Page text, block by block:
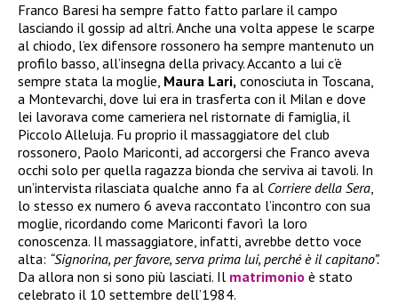
Franco Baresi ha sempre fatto fatto parlare il campo
lasciando il gossip ad altri. Anche una volta appese le scarpe
al chiodo, l’ex difensore rossonero ha sempre mantenuto un
profilo basso, all’insegna della privacy. Accanto a lui c’è
sempre stata la moglie, Maura Lari, conosciuta in Toscana,
a Montevarchi, dove lui era in trasferta con il Milan e dove
lei lavorava come cameriera nel ristornate di famiglia, il
Piccolo Alleluja. Fu proprio il massaggiatore del club
rossonero, Paolo Mariconti, ad accorgersi che Franco aveva
occhi solo per quella ragazza bionda che serviva ai tavoli. In
un’intervista rilasciata qualche anno fa al Corriere della Sera,
lo stesso ex numero 6 aveva raccontato l’incontro con sua
moglie, ricordando come Mariconti favorì la loro
conoscenza. Il massaggiatore, infatti, avrebbe detto voce
alta: “Signorina, per favore, serva prima lui, perché è il capitano”.
Da allora non si sono più lasciati. Il matrimonio è stato
celebrato il 10 settembre dell’1984.